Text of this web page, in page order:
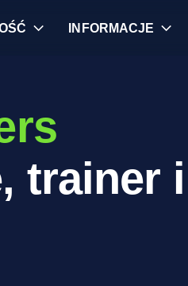
INFORMACJE
trainer i